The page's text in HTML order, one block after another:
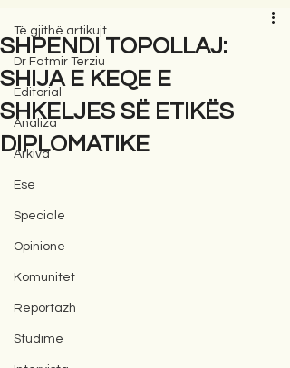
Të gjithë artikujt
Dr Fatmir Terziu
Editorial
Analiza
Arkiva
Ese
Speciale
Opinione
Komunitet
Reportazh
Studime
SHPENDI TOPOLLAJ:
SHIJA E KEQE E
SHKELJES SË ETIKËS
DIPLOMATIKE